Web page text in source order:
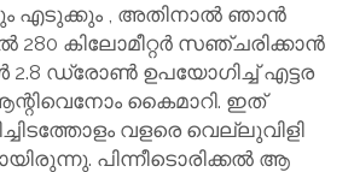
എടുക്കും , അതിനാൽ ഞാൻ
280 കിലോമീറ്റർ സഞ്ചരിക്കാൻ
ഡ്രോൺ ഉപയോഗിച്ച് എട്ടര
ആന്റിവെനോം കൈമാറി. ഇത്
വളരെ വെല്ലുവിളി
പിന്നീടൊരിക്കൽ ആ